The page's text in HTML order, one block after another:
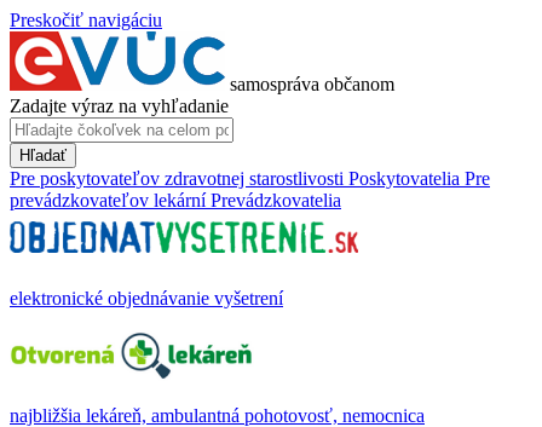
Preskočiť navigáciu
samospráva občanom
Zadajte výraz na vyhľadanie
Hľadať
Pre poskytovateľov zdravotnej starostlivosti Poskytovatelia Pre
prevádzkovateľov lekární Prevádzkovatelia
elektronické objednávanie vyšetrení
najbližšia lekáreň, ambulantná pohotovosť, nemocnica